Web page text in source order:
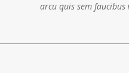
arcu quis sem faucibus